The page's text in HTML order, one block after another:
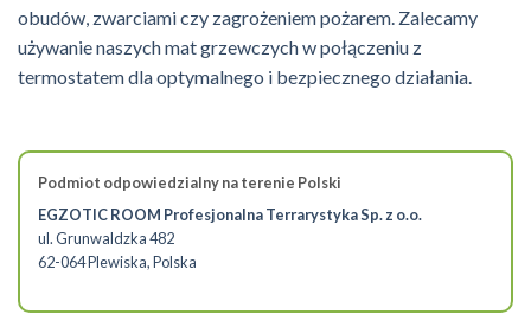
obudów, zwarciami czy zagrożeniem pożarem. Zalecamy
używanie naszych mat grzewczych w połączeniu z
termostatem dla optymalnego i bezpiecznego działania.
Podmiot odpowiedzialny na terenie Polski
EGZOTIC ROOM Profesjonalna Terrarystyka Sp. z o.o.
ul. Grunwaldzka 482
62-064 Plewiska, Polska